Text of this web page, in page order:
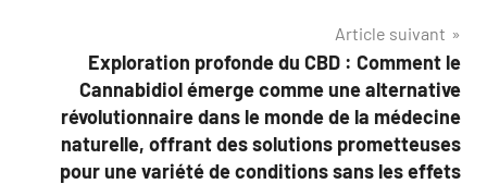
Article suivant
Exploration profonde du CBD : Comment le
Cannabidiol émerge comme une alternative
révolutionnaire dans le monde de la médecine
naturelle, offrant des solutions prometteuses
pour une variété de conditions sans les effets